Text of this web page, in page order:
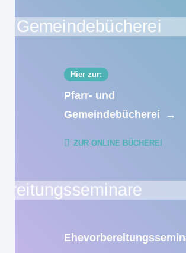
Hier zur:
Pfarr- und
Gemeindebücherei
→
ZUR ONLINE BÜCHEREI